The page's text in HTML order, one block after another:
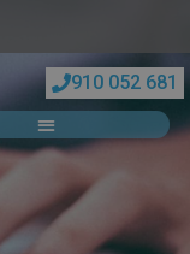
910 052 681